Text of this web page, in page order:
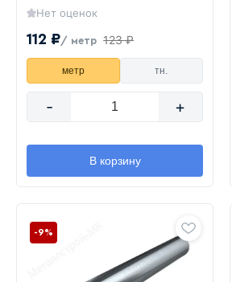
Нет оценок
112 ₽/ метр 123 ₽
метр тн.
- +
В корзину
-9%